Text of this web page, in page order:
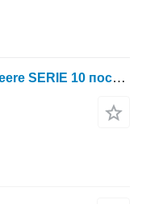
Кабина для форвардера John Deere SERIE 10 после аварии